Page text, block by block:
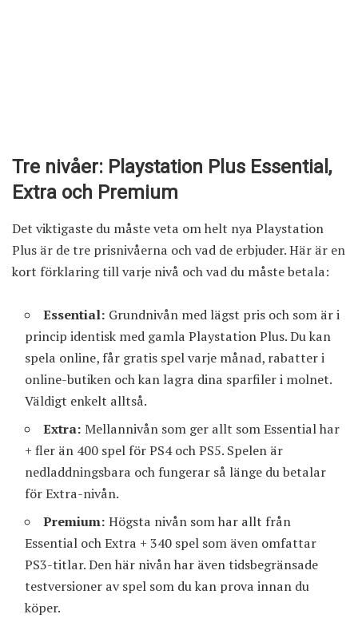
Tre nivåer: Playstation Plus Essential,
Extra och Premium
Det viktigaste du måste veta om helt nya Playstation
Plus är de tre prisnivåerna och vad de erbjuder. Här är en
kort förklaring till varje nivå och vad du måste betala:
Essential: Grundnivån med lägst pris och som är i
princip identisk med gamla Playstation Plus. Du kan
spela online, får gratis spel varje månad, rabatter i
online-butiken och kan lagra dina sparfiler i molnet.
Väldigt enkelt alltså.
Extra: Mellannivån som ger allt som Essential har
+ fler än 400 spel för PS4 och PS5. Spelen är
nedladdningsbara och fungerar så länge du betalar
för Extra-nivån.
Premium: Högsta nivån som har allt från
Essential och Extra + 340 spel som även omfattar
PS3-titlar. Den här nivån har även tidsbegränsade
testversioner av spel som du kan prova innan du
köper.